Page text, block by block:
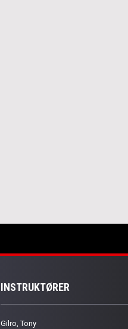
INSTRUKTØRER
Gilro, Tony